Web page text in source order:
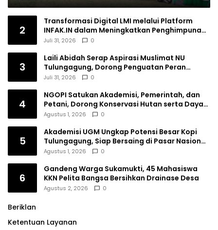
2
Transformasi Digital LMI melalui Platform
INFAK.IN dalam Meningkatkan Penghimpunan
Dana Filantropi Islam
Juli 31, 2026 0
3
Laili Abidah Serap Aspirasi Muslimat NU
Tulungagung, Dorong Penguatan Peran
Perempuan
Juli 31, 2026 0
4
NGOPI Satukan Akademisi, Pemerintah, dan
Petani, Dorong Konservasi Hutan serta Daya
Saing Kopi Tulungagung
Agustus 1, 2026 0
5
Akademisi UGM Ungkap Potensi Besar Kopi
Tulungagung, Siap Bersaing di Pasar Nasional
hingga Dunia
Agustus 1, 2026 0
6
Gandeng Warga Sukamukti, 45 Mahasiswa
KKN Pelita Bangsa Bersihkan Drainase Desa
Agustus 2, 2026 0
Beriklan
Ketentuan Layanan